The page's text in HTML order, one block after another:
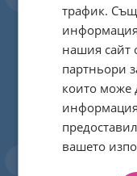
трафик.
нашия сайт
партньори
които може
вашето